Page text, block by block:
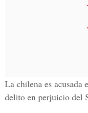
La chilena es acusada
delito en perjuicio del